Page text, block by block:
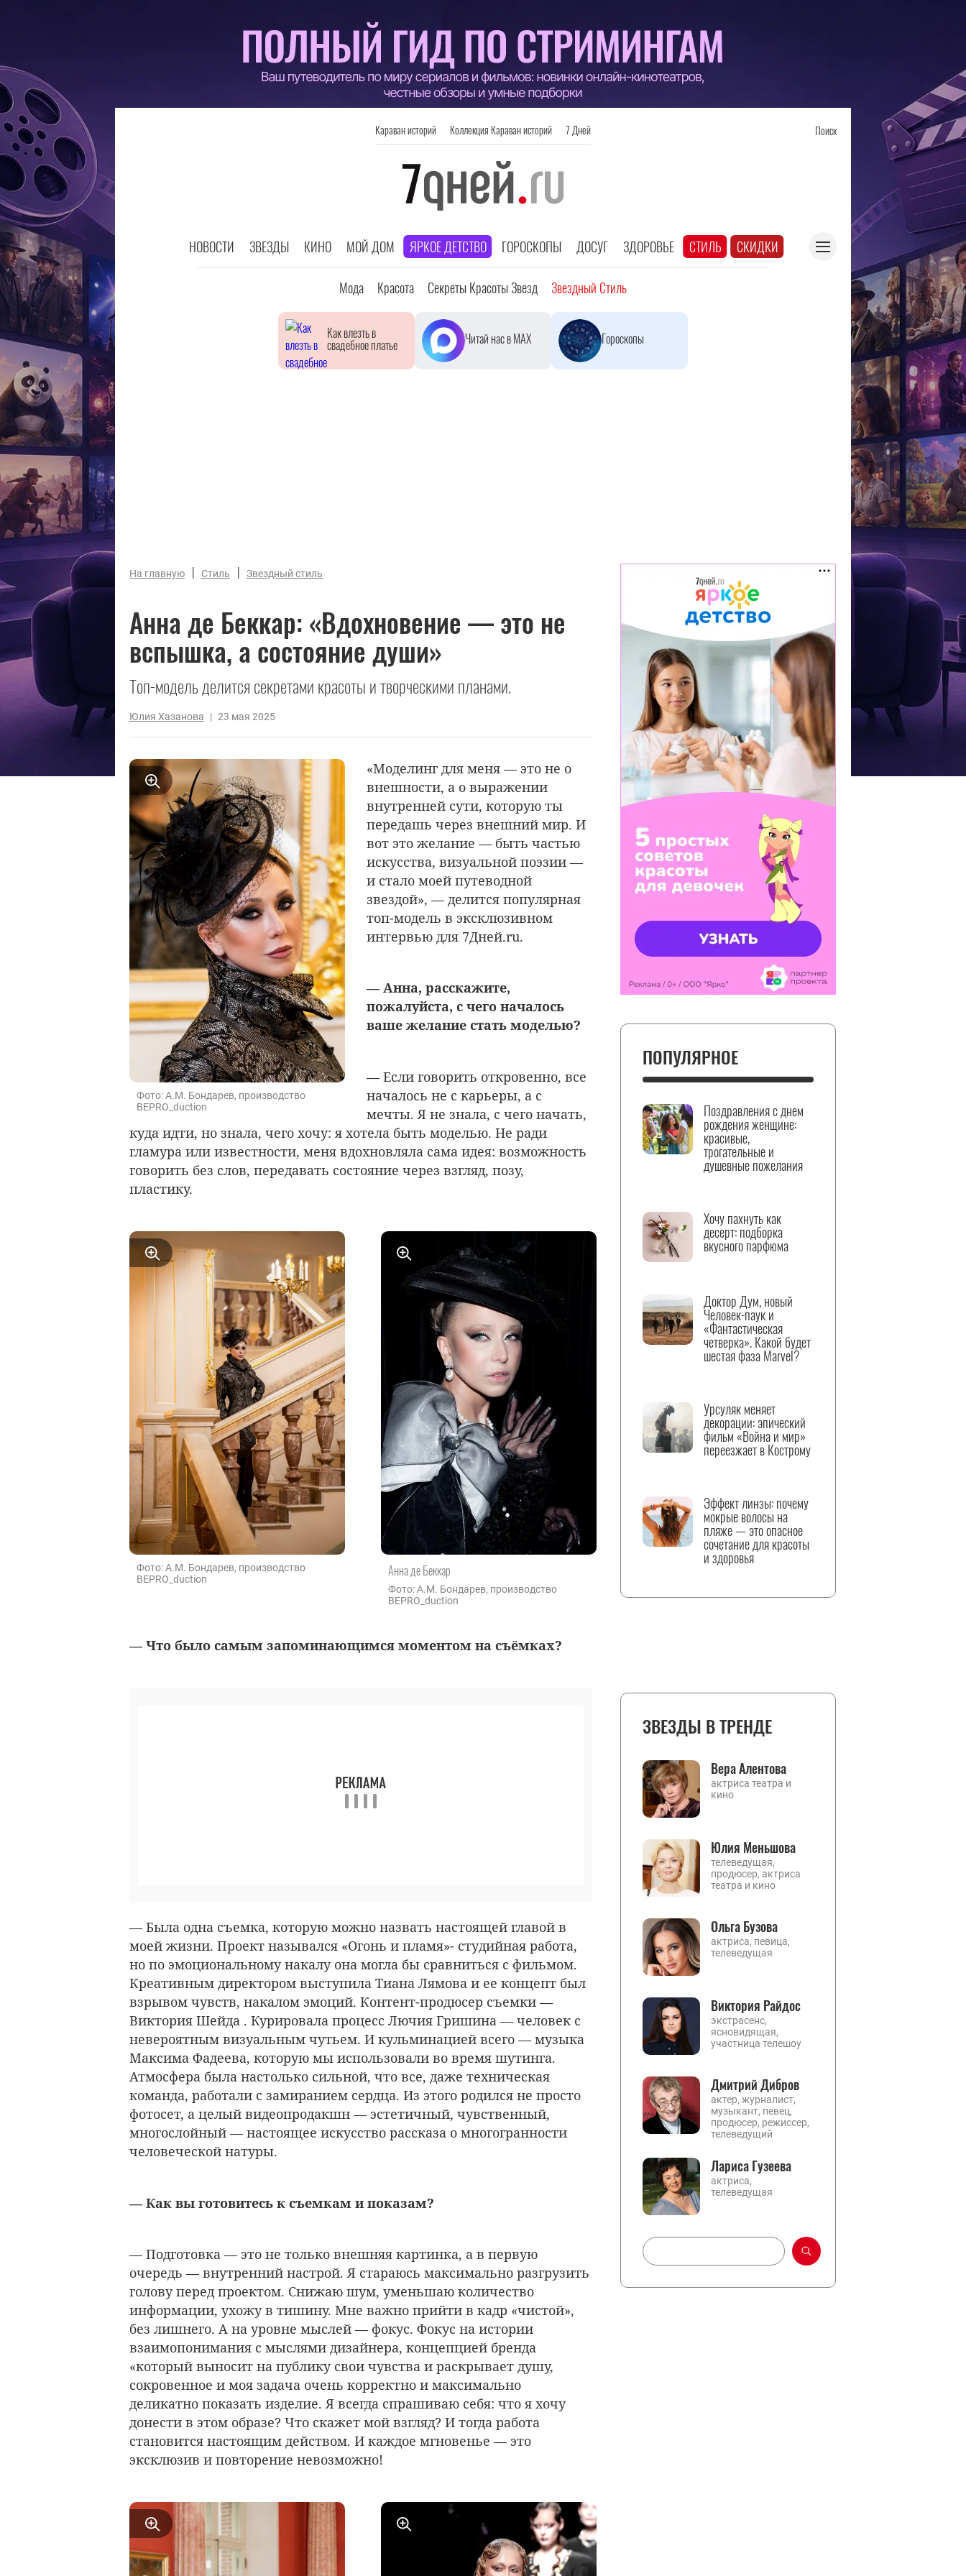
Караван историй Коллекция Караван историй 7 Дней Поиск
НОВОСТИ ЗВЕЗДЫ КИНО МОЙ ДОМ ЯРКОЕ ДЕТСТВО ГОРОСКОПЫ ДОСУГ ЗДОРОВЬЕ СТИЛЬ СКИДКИ
Мода Красота Секреты Красоты Звезд Звездный Стиль
Как влезть в
свадебное платье Читай нас в MAX Гороскопы
На главную | Стиль | Звездный стиль
Анна де Беккар: «Вдохновение — это не
вспышка, а состояние души»
Топ-модель делится секретами красоты и творческими планами.
Юлия Хазанова | 23 мая 2025
Фото: А.М. Бондарев, производство
BEPRO_duction
«Моделинг для меня — это не о
внешности, а о выражении
внутренней сути, которую ты
передашь через внешний мир. И
вот это желание — быть частью
искусства, визуальной поэзии —
и стало моей путеводной
звездой», — делится популярная
топ-модель в эксклюзивном
интервью для 7Дней.ru.
— Анна, расскажите,
пожалуйста, с чего началось
ваше желание стать моделью?
— Если говорить откровенно, все
началось не с карьеры, а с
мечты. Я не знала, с чего начать,
куда идти, но знала, чего хочу: я хотела быть моделью. Не ради
гламура или известности, меня вдохновляла сама идея: возможность
говорить без слов, передавать состояние через взгляд, позу,
пластику.
Фото: А.М. Бондарев, производство
BEPRO_duction
Анна де Беккар
Фото: А.М. Бондарев, производство
BEPRO_duction
— Что было самым запоминающимся моментом на съёмках?
— Была одна съемка, которую можно назвать настоящей главой в
моей жизни. Проект назывался «Огонь и пламя»- студийная работа,
но по эмоциональному накалу она могла бы сравниться с фильмом.
Креативным директором выступила Тиана Лямова и ее концепт был
взрывом чувств, накалом эмоций. Контент-продюсер съемки —
Виктория Шейда . Курировала процесс Лючия Гришина — человек с
невероятным визуальным чутьем. И кульминацией всего — музыка
Максима Фадеева, которую мы использовали во время шутинга.
Атмосфера была настолько сильной, что все, даже техническая
команда, работали с замиранием сердца. Из этого родился не просто
фотосет, а целый видеопродакшн — эстетичный, чувственный,
многослойный — настоящее искусство рассказа о многогранности
человеческой натуры.
— Как вы готовитесь к съемкам и показам?
— Подготовка — это не только внешняя картинка, а в первую
очередь — внутренний настрой. Я стараюсь максимально разгрузить
голову перед проектом. Снижаю шум, уменьшаю количество
информации, ухожу в тишину. Мне важно прийти в кадр «чистой»,
без лишнего. А на уровне мыслей — фокус. Фокус на истории
взаимопонимания с мыслями дизайнера, концепцией бренда
«который выносит на публику свои чувства и раскрывает душу,
сокровенное и моя задача очень корректно и максимально
деликатно показать изделие. Я всегда спрашиваю себя: что я хочу
донести в этом образе? Что скажет мой взгляд? И тогда работа
становится настоящим действом. И каждое мгновенье — это
эксклюзив и повторение невозможно!
ПОПУЛЯРНОЕ
Поздравления с днем
рождения женщине:
красивые,
трогательные и
душевные пожелания
Хочу пахнуть как
десерт: подборка
вкусного парфюма
Доктор Дум, новый
Человек-паук и
«Фантастическая
четверка». Какой будет
шестая фаза Marvel?
Урсуляк меняет
декорации: эпический
фильм «Война и мир»
переезжает в Кострому
Эффект линзы: почему
мокрые волосы на
пляже — это опасное
сочетание для красоты
и здоровья
ЗВЕЗДЫ В ТРЕНДЕ
Вера Алентова
актриса театра и
кино
Юлия Меньшова
телеведущая,
продюсер, актриса
театра и кино
Ольга Бузова
актриса, певица,
телеведущая
Виктория Райдос
экстрасенс,
ясновидящая,
участница телешоу
Дмитрий Дибров
актер, журналист,
музыкант, певец,
продюсер, режиссер,
телеведущий
Лариса Гузеева
актриса,
телеведущая